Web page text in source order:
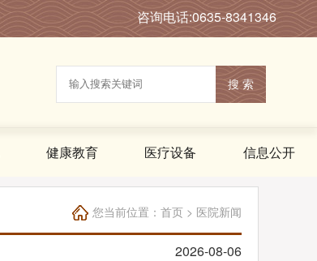
咨询电话:0635-8341346
搜 索
健康教育 医疗设备 信息公开
您当前位置： 首页 > 医院新闻
2026-08-06